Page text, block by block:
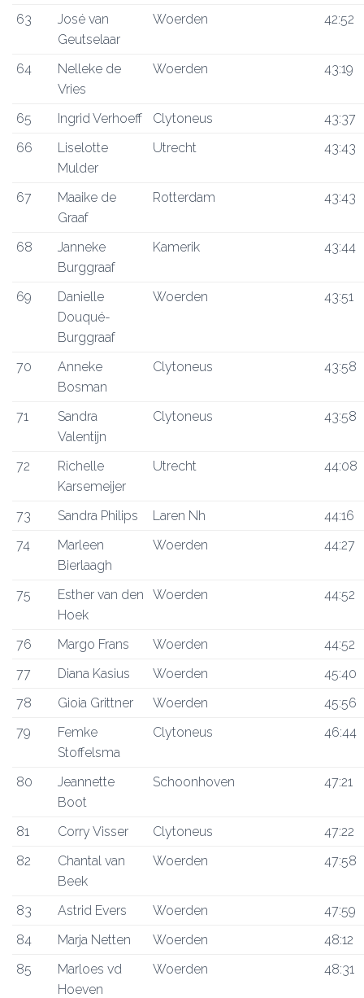
63
José van
Geutselaar
Woerden 42:52
64
Nelleke de
Vries
Woerden 43:19
65 Ingrid Verhoeff Clytoneus
43:37
66
Liselotte
Mulder
Utrecht 43:43
67
Maaike de
Graaf
Rotterdam 43:43
68
Janneke
Burggraaf
Kamerik 43:44
69
Danielle
Douqué-
Burggraaf
Woerden 43:51
70
Anneke
Bosman
Clytoneus 43:58
71
Sandra
Valentijn
Clytoneus 43:58
72
Richelle
Karsemeijer
Utrecht 44:08
73 Sandra Philips Laren Nh
44:16
74
Marleen
Bierlaagh
Woerden 44:27
75
Esther van den
Hoek
Woerden 44:52
76 Margo Frans Woerden
44:52
77
Diana Kasius Woerden
45:40
78
Gioia Grittner Woerden
45:56
79
Femke
Stoffelsma
Clytoneus 46:44
80
Jeannette
Boot
Schoonhoven 47:21
81 Corry Visser Clytoneus
47:22
82
Chantal van
Beek
Woerden 47:58
83 Astrid Evers Woerden
47:59
84
Marja Netten Woerden
48:12
85
Marloes vd
Hoeven
Woerden 48:31